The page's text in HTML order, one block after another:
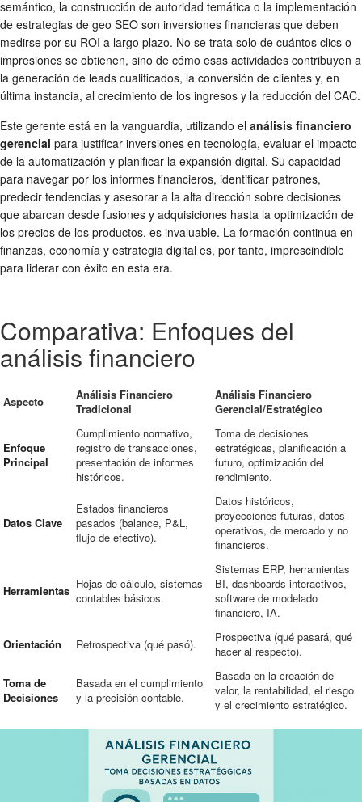
semántico, la construcción de autoridad temática o la implementación
de estrategias de geo SEO son inversiones financieras que deben
medirse por su ROI a largo plazo. No se trata solo de cuántos clics o
impresiones se obtienen, sino de cómo esas actividades contribuyen a
la generación de leads cualificados, la conversión de clientes y, en
última instancia, al crecimiento de los ingresos y la reducción del CAC.
Este gerente está en la vanguardia, utilizando el análisis financiero
gerencial para justificar inversiones en tecnología, evaluar el impacto
de la automatización y planificar la expansión digital. Su capacidad
para navegar por los informes financieros, identificar patrones,
predecir tendencias y asesorar a la alta dirección sobre decisiones
que abarcan desde fusiones y adquisiciones hasta la optimización de
los precios de los productos, es invaluable. La formación continua en
finanzas, economía y estrategia digital es, por tanto, imprescindible
para liderar con éxito en esta era.
Comparativa: Enfoques del
análisis financiero
Aspecto
Análisis Financiero
Tradicional
Análisis Financiero
Gerencial/Estratégico
Enfoque
Principal
Cumplimiento normativo,
registro de transacciones,
presentación de informes
históricos.
Toma de decisiones
estratégicas, planificación a
futuro, optimización del
rendimiento.
Datos Clave
Estados financieros
pasados (balance, P&L,
flujo de efectivo).
Datos históricos,
proyecciones futuras, datos
operativos, de mercado y no
financieros.
Herramientas Hojas de cálculo, sistemas
contables básicos.
Sistemas ERP, herramientas
BI, dashboards interactivos,
software de modelado
financiero, IA.
Orientación Retrospectiva (qué pasó).
Prospectiva (qué pasará, qué
hacer al respecto).
Toma de
Decisiones
Basada en el cumplimiento
y la precisión contable.
Basada en la creación de
valor, la rentabilidad, el riesgo
y el crecimiento estratégico.